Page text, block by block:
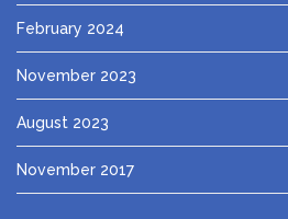
February 2024
November 2023
August 2023
November 2017